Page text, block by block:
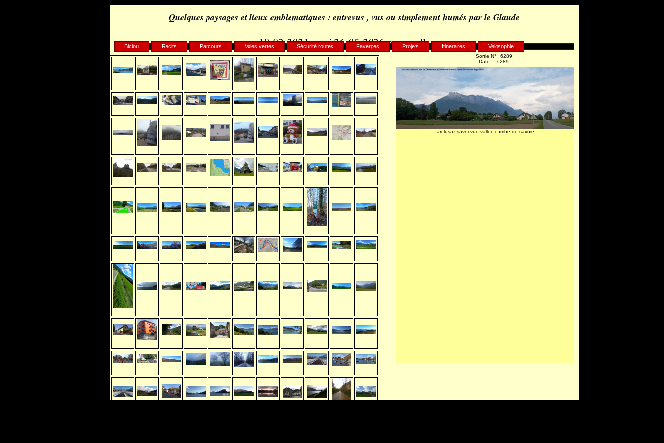
Biclou Recits Parcours Voies vertes Sécurité routes Faverges Projets Itineraires Velosophie
Quelques paysages et lieux emblematiques : entrevus , vus ou simplement humés par le Glaude
18-02-2021, maj 26-05-2026 par c.. B..
arclusaz-savoi-vue-vallee-combe-de-savoie
Sortie N° : 6289
Date : : 6289